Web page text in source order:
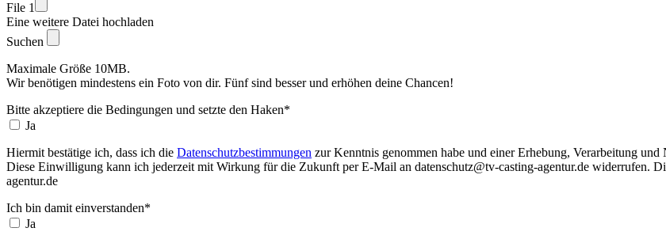
File 1
Eine weitere Datei hochladen
Suchen
Maximale Größe 10MB.
Wir benötigen mindestens ein Foto von dir. Fünf sind besser und erhöhen deine Chancen!
Bitte akzeptiere die Bedingungen und setzte den Haken*
Ja
Hiermit bestätige ich, dass ich die Datenschutzbestimmungen zur Kenntnis genommen habe und einer Erhebung, Verarbeitung
Diese Einwilligung kann ich jederzeit mit Wirkung für die Zukunft per E-Mail an datenschutz@tv-casting-agentur.de widerrufen.
agentur.de
Ich bin damit einverstanden*
Ja